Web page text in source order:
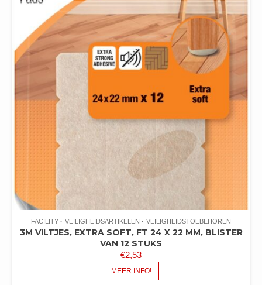
FACILITY VEILIGHEIDSARTIKELEN VEILIGHEIDSTOEBEHOREN
3M VILTJES, EXTRA SOFT, FT 24 X 22 MM, BLISTER
VAN 12 STUKS
€2,53
MEER INFO!